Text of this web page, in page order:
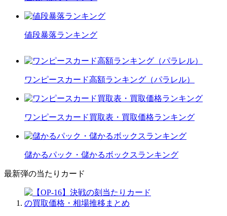
値段暴落ランキング
ワンピースカード高額ランキング（パラレル）
ワンピースカード買取表・買取価格ランキング
儲かるパック・儲かるボックスランキング
最新弾の当たりカード